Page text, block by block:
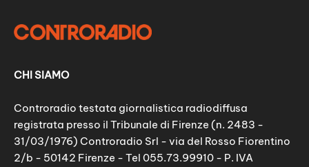
CHI SIAMO
Controradio testata giornalistica radiodiffusa
registrata presso il Tribunale di Firenze (n. 2483 -
31/03/1976) Controradio Srl - via del Rosso Fiorentino
2/b - 50142 Firenze - Tel 055.73.99910 - P. IVA